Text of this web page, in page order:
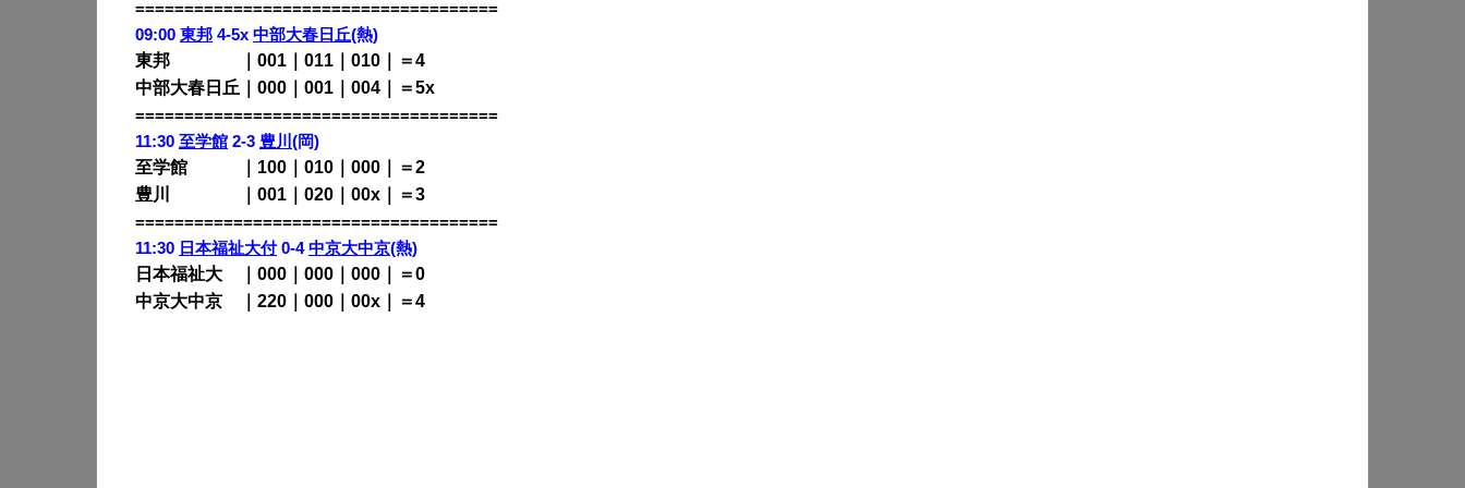
=====================================
09:00 東邦 4-5x 中部大春日丘(熱)
東邦 ｜001｜011｜010｜＝4
中部大春日丘｜000｜001｜004｜＝5x
=====================================
11:30 至学館 2-3 豊川 (岡)
至学館 ｜100｜010｜000｜＝2
豊川 ｜001｜020｜00x｜＝3
=====================================
11:30 日本福祉大付0-4 中京大中京(熱)
日本福祉大 ｜000｜000｜000｜＝0
中京大中京 ｜220｜000｜00x｜＝4